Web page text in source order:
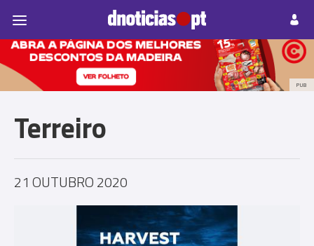
Prazeres Paisagens
PUB
Terreiro
21 OUTUBRO 2020